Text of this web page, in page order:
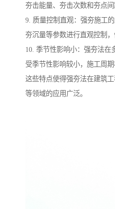
夯击能量、夯击次数和夯点间
9. 质量控制直观：强夯施工
夯沉量等参数进行直观控制，
10. 季节性影响小：强夯法在
受季节性影响较小，施工周期
这些特点使得强夯法在建筑
等领域的应用广泛。